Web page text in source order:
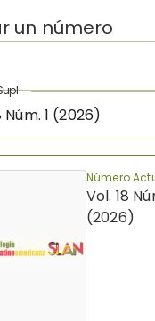
un número
Núm. 1 (2026)
Número
Vol. 18
(2026)